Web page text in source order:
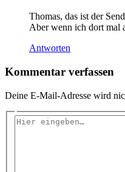
Thomas, das ist der
Aber wenn ich dort mal
Antworten
Kommentar verfassen
Deine E-Mail-Adresse wird
Hier